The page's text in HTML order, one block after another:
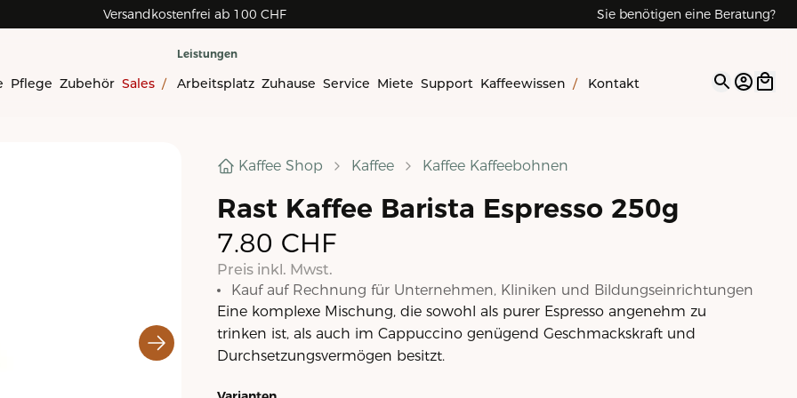
Versandkostenfrei ab 100 CHF Sie benötigen eine Beratung?
Rechnungskauf für Geschäftskunden Reparaturen & Service
Pflege Zubehör Sales /
Leistungen
Arbeitsplatz Zuhause Service Miete Support Kaffeewissen / Kontakt Open
Kaffee Shop Kaffee Kaffee Kaffeebohnen
Rast Kaffee Barista Espresso 250g
7.80 CHF
Preis inkl. Mwst.
Kauf auf Rechnung für Unternehmen, Kliniken und Bildungseinrichtungen
Eine komplexe Mischung, die sowohl als purer Espresso angenehm zu
trinken ist, als auch im Cappuccino genügend Geschmackskraft und
Durchsetzungsvermögen besitzt.